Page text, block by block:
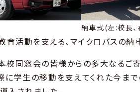
納車式(左:校長
活動を支える、マイクロバスの納
校同窓会の皆様からの多大なるご
学生の移動を支えてくれた今ま